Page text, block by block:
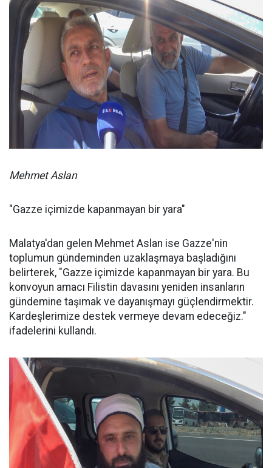
Mehmet Aslan
"Gazze içimizde kapanmayan bir yara"
Malatya'dan gelen Mehmet Aslan ise Gazze'nin
toplumun gündeminden uzaklaşmaya başladığını
belirterek, "Gazze içimizde kapanmayan bir yara. Bu
konvoyun amacı Filistin davasını yeniden insanların
gündemine taşımak ve dayanışmayı güçlendirmektir.
Kardeşlerimize destek vermeye devam edeceğiz."
ifadelerini kullandı.